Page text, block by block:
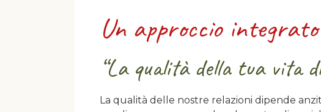
Un approccio
“La qualità della tua vita
La qualità delle nostre relazioni dipende